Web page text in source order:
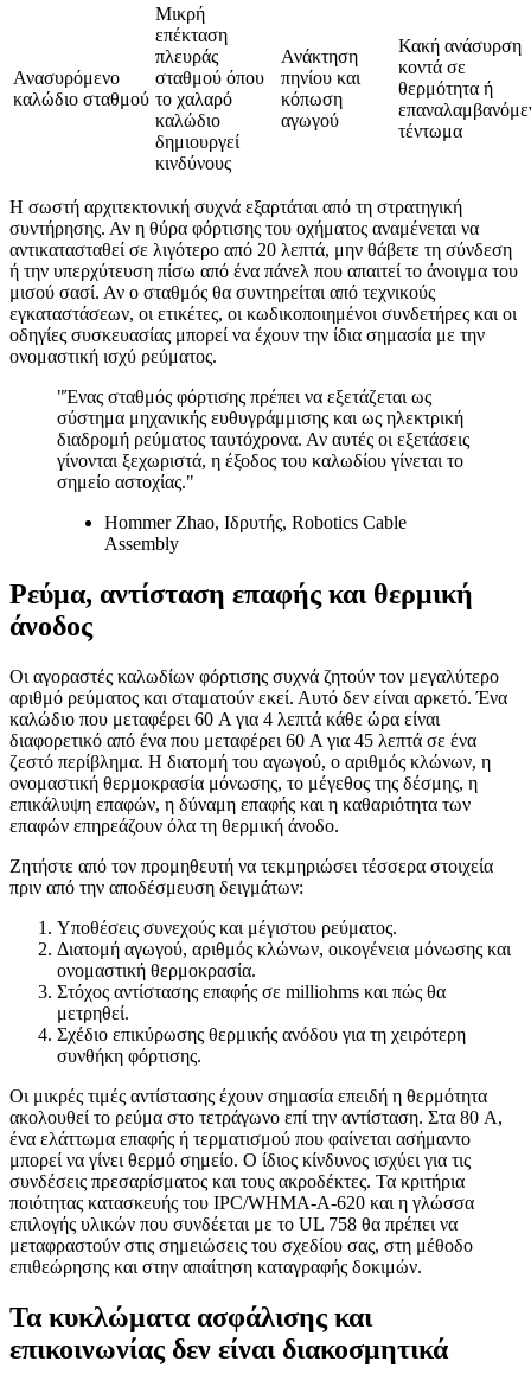
Ανασυρόμενο
καλώδιο σταθμού
Μικρή
επέκταση
πλευράς
σταθμού όπου
το χαλαρό
καλώδιο
δημιουργεί
κινδύνους
Ανάκτηση
πηνίου και
κόπωση
αγωγού
Κακή ανάσυρση
κοντά σε
θερμότητα ή
τέντωμα
Η σωστή αρχιτεκτονική συχνά εξαρτάται από τη στρατηγική
συντήρησης. Αν η θύρα φόρτισης του οχήματος αναμένεται να
αντικατασταθεί σε λιγότερο από 20 λεπτά, μην θάβετε τη σύνδεση
ή την υπερχύτευση πίσω από ένα πάνελ που απαιτεί το άνοιγμα του
μισού σασί. Αν ο σταθμός θα συντηρείται από τεχνικούς
εγκαταστάσεων, οι ετικέτες, οι κωδικοποιημένοι συνδετήρες και οι
οδηγίες συσκευασίας μπορεί να έχουν την ίδια σημασία με την
ονομαστική ισχύ ρεύματος.
"Ένας σταθμός φόρτισης πρέπει να εξετάζεται ως
σύστημα μηχανικής ευθυγράμμισης και ως ηλεκτρική
διαδρομή ρεύματος ταυτόχρονα. Αν αυτές οι εξετάσεις
γίνονται ξεχωριστά, η έξοδος του καλωδίου γίνεται το
σημείο αστοχίας."
Hommer Zhao, Ιδρυτής, Robotics Cable
Assembly
Ρεύμα, αντίσταση επαφής και θερμική
άνοδος
Οι αγοραστές καλωδίων φόρτισης συχνά ζητούν τον μεγαλύτερο
αριθμό ρεύματος και σταματούν εκεί. Αυτό δεν είναι αρκετό. Ένα
καλώδιο που μεταφέρει 60 A για 4 λεπτά κάθε ώρα είναι
διαφορετικό από ένα που μεταφέρει 60 A για 45 λεπτά σε ένα
ζεστό περίβλημα. Η διατομή του αγωγού, ο αριθμός κλώνων, η
ονομαστική θερμοκρασία μόνωσης, το μέγεθος της δέσμης, η
επικάλυψη επαφών, η δύναμη επαφής και η καθαριότητα των
επαφών επηρεάζουν όλα τη θερμική άνοδο.
Ζητήστε από τον προμηθευτή να τεκμηριώσει τέσσερα στοιχεία
πριν από την αποδέσμευση δειγμάτων:
Υποθέσεις συνεχούς και μέγιστου ρεύματος.
Διατομή αγωγού, αριθμός κλώνων, οικογένεια μόνωσης και
ονομαστική θερμοκρασία.
Στόχος αντίστασης επαφής σε milliohms και πώς θα
μετρηθεί.
Σχέδιο επικύρωσης θερμικής ανόδου για τη χειρότερη
συνθήκη φόρτισης.
Οι μικρές τιμές αντίστασης έχουν σημασία επειδή η θερμότητα
ακολουθεί το ρεύμα στο τετράγωνο επί την αντίσταση. Στα 80 A,
ένα ελάττωμα επαφής ή τερματισμού που φαίνεται ασήμαντο
μπορεί να γίνει θερμό σημείο. Ο ίδιος κίνδυνος ισχύει για τις
συνδέσεις πρεσαρίσματος και τους ακροδέκτες. Τα κριτήρια
ποιότητας κατασκευής του IPC/WHMA-A-620 και η γλώσσα
επιλογής υλικών που συνδέεται με το UL 758 θα πρέπει να
μεταφραστούν στις σημειώσεις του σχεδίου σας, στη μέθοδο
επιθεώρησης και στην απαίτηση καταγραφής δοκιμών.
Τα κυκλώματα ασφάλισης και
επικοινωνίας δεν είναι διακοσμητικά